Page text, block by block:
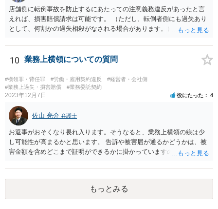
店舗側に転倒事故を防止するにあたっての注意義務違反があったと言
えれば、損害賠償請求は可能です。 （ただし、転倒者側にも過失あり
として、何割かの過失相殺がなされる場合があります。） 注意義務違
床材等の性質、清掃により濡れるなどしてどの程度滑りやすくなって
いたか（清掃の仕方）、当日の天候、店内の混雑具合や客の動線、店
ど、様々な要素を見ていく必要があります。 一度弁護士にご相談され
ることをオススメします。 なお、治療費も損害賠償に含まれますが、
慰謝料など、具体的な損害賠償算定の仕方についても、ご相談なさる
とよいと思います。 お大事になさってください。
10 業務上横領についての質問
#横領罪・背任罪 #労働・雇用契約違反
#経営者・会社側
#業務上過失・損害賠償
#業務委託契約
2023年12月7日 役にたった 4
佐山 亮介 弁護士
お返事がおそくなり畏れ入ります。そうなると、業務上横領の線は少
し可能性が高まるかと思います。 告訴や被害届が通るかどうかは、被
害金額を含めどこまで証明ができるかに掛かっていますので、一度直
もっとみる